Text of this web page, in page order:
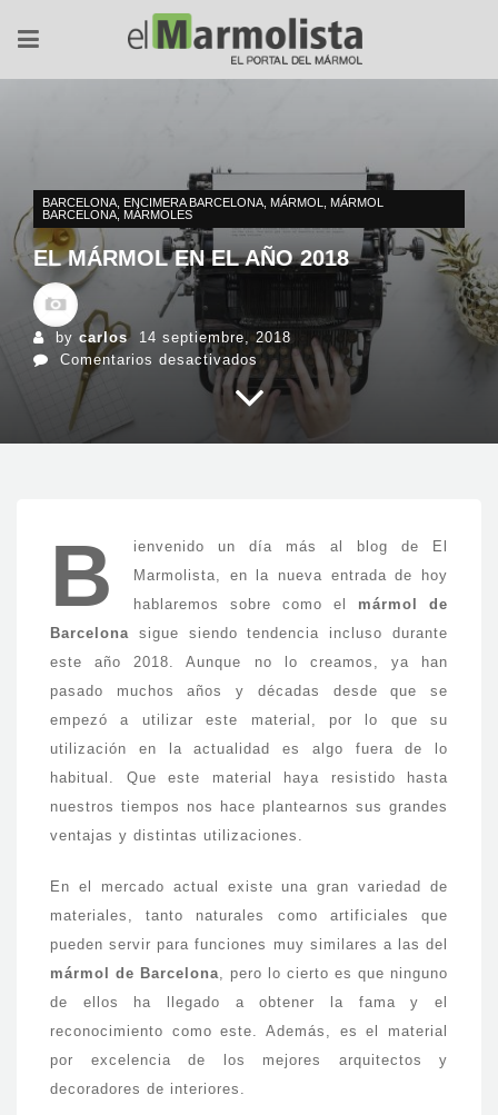
BARCELONA ENCIMERA BARCELONA MÁRMOL
MÁRMOL
BARCELONA MÁRMOLES
EL MÁRMOL EN EL AÑO 2018
by carlos
14 septiembre, 2018
Comentarios desactivadosen
El
mármol
en
2018
B
ienvenido un día más al blog de El
Marmolista, en la nueva entrada de hoy
hablaremos sobre como el mármol de
Barcelona sigue siendo tendencia incluso durante
este año 2018. Aunque no lo creamos, ya han
pasado muchos años y décadas desde que se
empezó a utilizar este material, por lo que su
utilización en la actualidad es algo fuera de lo
habitual. Que este material haya resistido hasta
nuestros tiempos nos hace plantearnos sus grandes
ventajas y distintas utilizaciones.
En el mercado actual existe una gran variedad de
materiales, tanto naturales como artificiales que
pueden servir para funciones muy similares a las del
mármol de Barcelona, pero lo cierto es que ninguno
de ellos ha llegado a obtener la fama y el
reconocimiento como este. Además, es el material
por excelencia de los mejores arquitectos y
decoradores de interiores.